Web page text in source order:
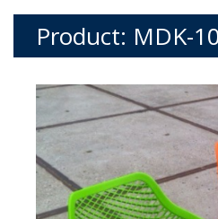
Product: MDK-